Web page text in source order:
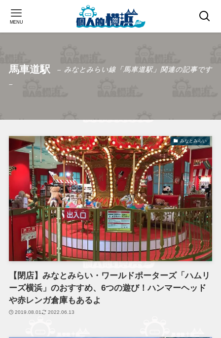
MENU
馬車道駅
– みなとみらい線「馬車道駅」関連の記事です
–
みなとみらい
【閉店】みなとみらい・ワールドポーターズ「ハムリ
ーズ横浜」のおすすめ、6つの遊び！ハンマーヘッド
や赤レンガ倉庫もあるよ
2019.08.01 2022.06.13